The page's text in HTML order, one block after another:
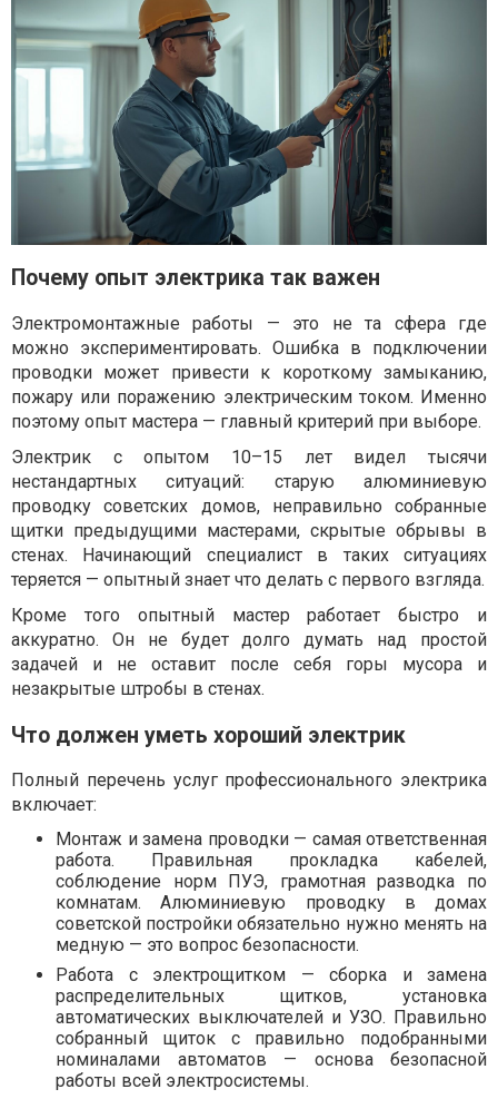
Почему опыт электрика так важен
Электромонтажные работы — это не та сфера где
можно экспериментировать. Ошибка в подключении
проводки может привести к короткому замыканию,
пожару или поражению электрическим током. Именно
поэтому опыт мастера — главный критерий при выборе.
Электрик с опытом 10–15 лет видел тысячи
нестандартных ситуаций: старую алюминиевую
проводку советских домов, неправильно собранные
щитки предыдущими мастерами, скрытые обрывы в
стенах. Начинающий специалист в таких ситуациях
теряется — опытный знает что делать с первого взгляда.
Кроме того опытный мастер работает быстро и
аккуратно. Он не будет долго думать над простой
задачей и не оставит после себя горы мусора и
незакрытые штробы в стенах.
Что должен уметь хороший электрик
Полный перечень услуг профессионального электрика
включает:
Монтаж и замена проводки — самая ответственная
работа. Правильная прокладка кабелей,
соблюдение норм ПУЭ, грамотная разводка по
комнатам. Алюминиевую проводку в домах
советской постройки обязательно нужно менять на
медную — это вопрос безопасности.
Работа с электрощитком — сборка и замена
распределительных щитков, установка
автоматических выключателей и УЗО. Правильно
собранный щиток с правильно подобранными
номиналами автоматов — основа безопасной
работы всей электросистемы.